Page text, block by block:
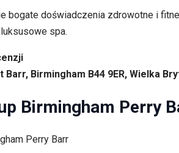
bogate doświadczenia zdrowotne i
spa.
Barr, Birmingham B44 9ER, Wielka
Birmingham Perry